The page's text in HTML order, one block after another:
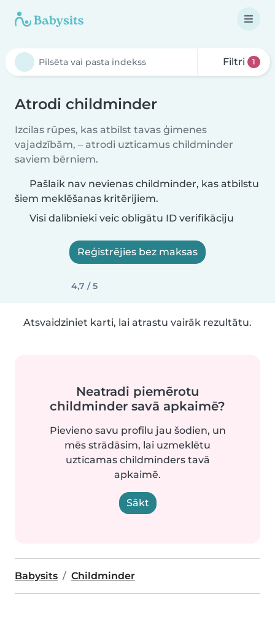
Filtri 1
Atrodi childminder
Izcilas rūpes, kas atbilst tavas ģimenes
vajadzībām, – atrodi uzticamus childminder
saviem bērniem.
Pašlaik nav nevienas childminder, kas atbilstu
šiem meklēšanas kritērijiem.
Visi dalībnieki veic obligātu ID verifikāciju
Reģistrējies bez maksas
4,7 / 5
Atsvaidziniet karti, lai atrastu vairāk rezultātu.
Neatradi piemērotu
childminder savā apkaimē?
Pievieno savu profilu jau šodien, un
mēs strādāsim, lai uzmeklētu
uzticamas childminders tavā
apkaimē.
Sākt
Babysits Childminder